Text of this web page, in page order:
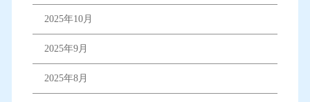
2025年10月
2025年9月
2025年8月